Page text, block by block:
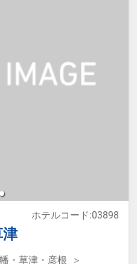
合は添い寝不可
や空室状況により
ため、閲覧時と予約
場合があります。
ください。
ホテルコード:03898
・草津・彦根